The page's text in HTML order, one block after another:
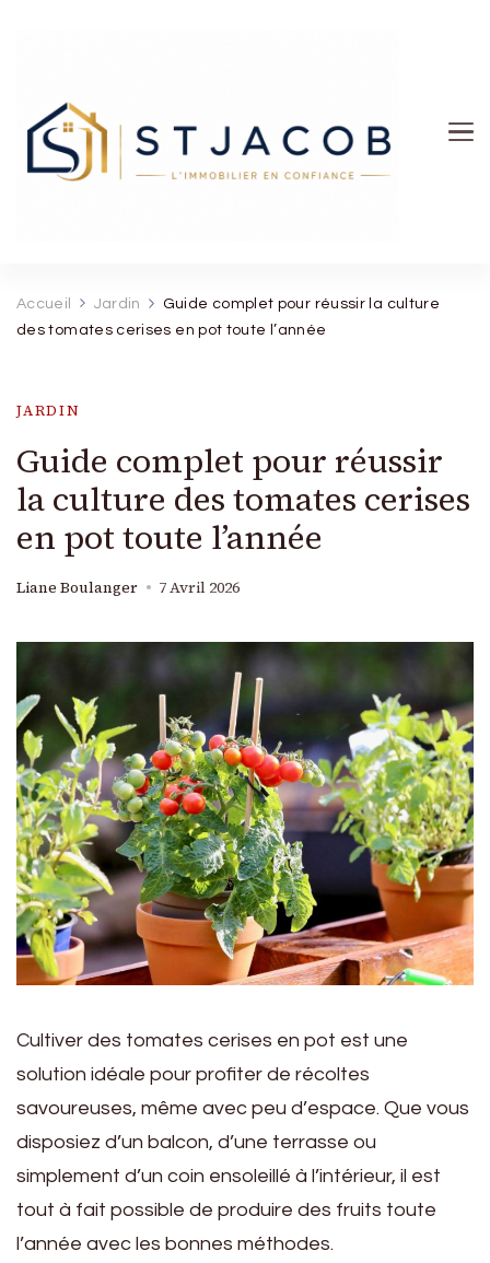
Accueil Jardin
Guide complet pour réussir la culture
des tomates cerises en pot toute l’année
JARDIN
Guide complet pour réussir
la culture des tomates cerises
en pot toute l’année
Liane Boulanger 7 Avril 2026
Cultiver des tomates cerises en pot est une
solution idéale pour profiter de récoltes
savoureuses, même avec peu d’espace. Que vous
disposiez d’un balcon, d’une terrasse ou
simplement d’un coin ensoleillé à l’intérieur, il est
tout à fait possible de produire des fruits toute
l’année avec les bonnes méthodes.